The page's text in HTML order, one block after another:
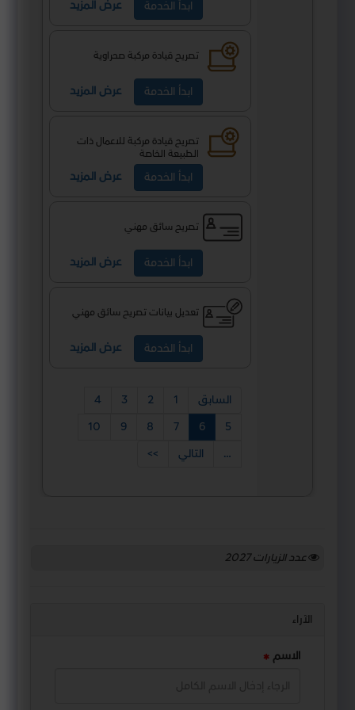
ابدأ الخدمة عرض المزيد
تصريح قيادة مركبة صحراوية
ابدأ الخدمة عرض المزيد
تصريح قيادة مركبة للاعمال ذات
الطبيعة الخاصة
ابدأ الخدمة عرض المزيد
تصريح سائق مهني
ابدأ الخدمة عرض المزيد
تعديل بيانات تصريح سائق مهني
ابدأ الخدمة عرض المزيد
السابق 1
2
3
4
5
6
7
8
9
10
…
التالي >>
عدد الزيارات2027
الآراء
الاسم